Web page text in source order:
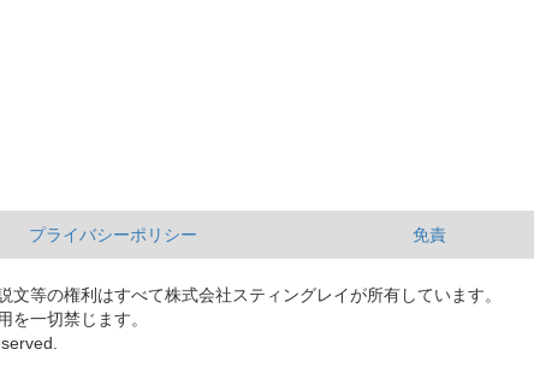
プライバシーポリシー 免責
文等の権利はすべて株式会社スティングレイが所有しています。
を一切禁じます。